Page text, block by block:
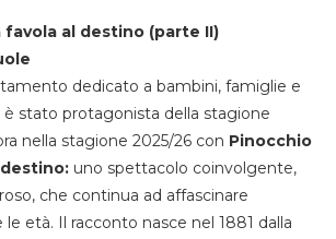
favola al destino (parte II)
dedicato a bambini, famiglie e
è stato protagonista della stagione
nella stagione 2025/26 con Pinocchio
uno spettacolo coinvolgente,
che continua ad affascinare
età. Il racconto nasce nel 1881 dalla